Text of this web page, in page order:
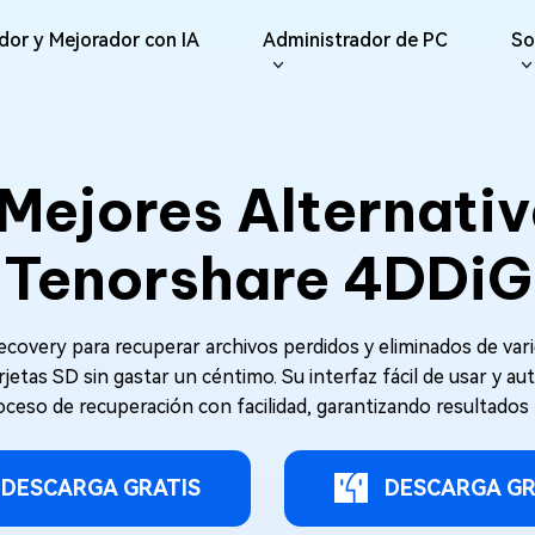
iPad
Root
Recovery
datos de WhatsApp
y Mejorador con IA
Reparar Vídeo Reparar Foto
Reparar
Documento
Reparar Audio
Mejorar Vídeo Mejorar Foto
AI
Administrador de PC
File Deleter
archivos
Cleamio
Nuevo
Dll Fixer
Reparar errores de DLL en
Email Repair
Usuario
Guías
y Soluciones
Tenorshare 4DDiG
para recuperar archivos perdidos y eliminados de
SD sin gastar un céntimo. Su interfaz fácil de usar y
de recuperación con facilidad, garantizando resultados
DESCARGA GRATIS DESCARGA